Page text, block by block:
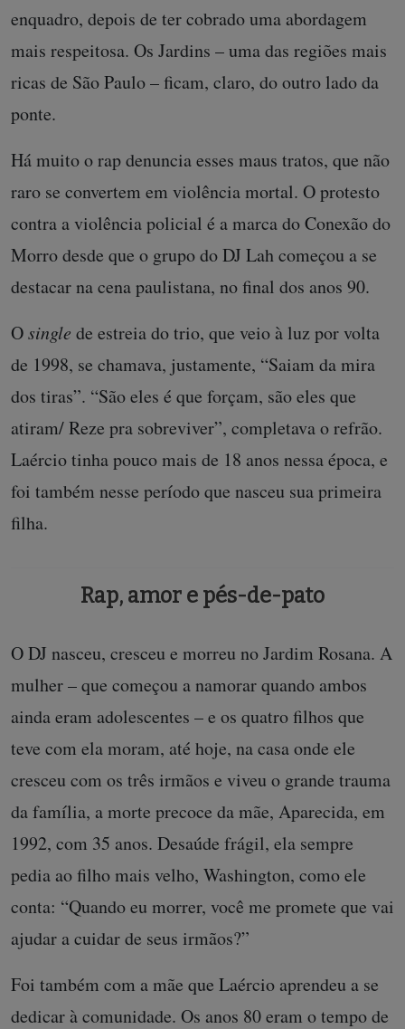
enquadro, depois de ter cobrado uma abordagem
mais respeitosa. Os Jardins – uma das regiões mais
ricas de São Paulo – ficam, claro, do outro lado da
ponte.
Há muito o rap denuncia esses maus tratos, que não
raro se convertem em violência mortal. O protesto
contra a violência policial é a marca do Conexão do
Morro desde que o grupo do DJ Lah começou a se
destacar na cena paulistana, no final dos anos 90.
Osingle de estreia do trio, que veio à luz por volta
de 1998, se chamava, justamente, “Saiam da mira
dos tiras”. “São eles é que forçam, são eles que
atiram/ Reze pra sobreviver”, completava o refrão.
Laércio tinha pouco mais de 18 anos nessa época, e
foi também nesse período que nasceu sua primeira
filha.
Rap, amor e pés-de-pato
O DJ nasceu, cresceu e morreu no Jardim Rosana. A
mulher – que começou a namorar quando ambos
ainda eram adolescentes – e os quatro filhos que
teve com ela moram, até hoje, na casa onde ele
cresceu com os três irmãos e viveu o grande trauma
da família, a morte precoce da mãe, Aparecida, em
1992, com 35 anos. Desaúde frágil, ela sempre
pedia ao filho mais velho, Washington, como ele
conta: “Quando eu morrer, você me promete que vai
ajudar a cuidar de seus irmãos?”
Foi também com a mãe que Laércio aprendeu a se
dedicar à comunidade. Os anos 80 eram o tempo de